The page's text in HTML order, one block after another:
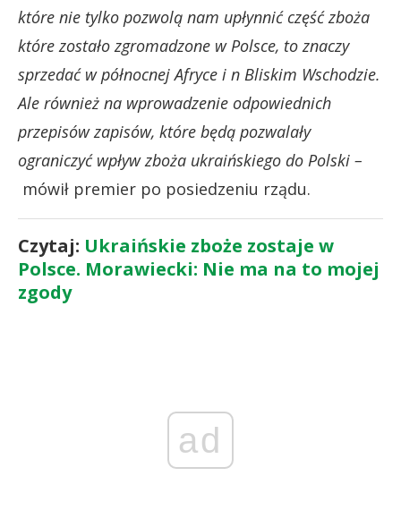
które nie tylko pozwolą nam upłynnić część zboża
które zostało zgromadzone w Polsce, to znaczy
sprzedać w północnej Afryce i n Bliskim Wschodzie.
Ale również na wprowadzenie odpowiednich
przepisów zapisów, które będą pozwalały
ograniczyć wpływ zboża ukraińskiego do Polski –
mówił premier po posiedzeniu rządu.
Czytaj: Ukraińskie zboże zostaje w
Polsce. Morawiecki: Nie ma na to mojej
zgody
ad